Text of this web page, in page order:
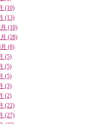
(10)
(13)
(10)
(28)
(8)
(5)
(5)
(5)
(3)
(2)
(22)
(27)